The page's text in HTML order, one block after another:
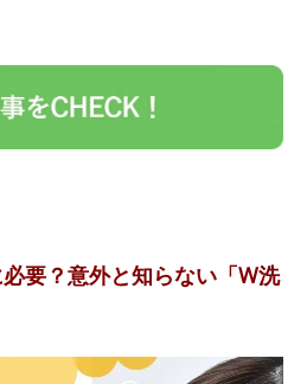
要？意外と知らない「W洗